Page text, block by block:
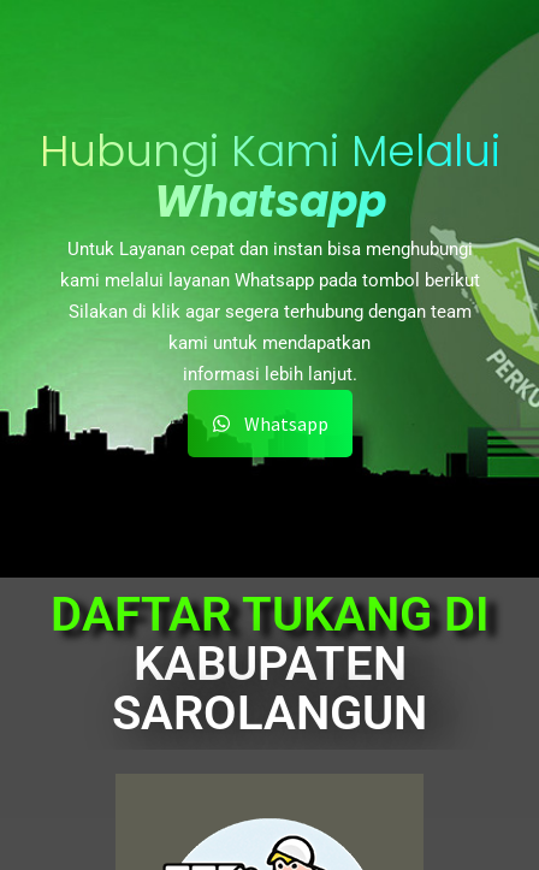
Hubungi Kami Melalui
Whatsapp
Untuk Layanan cepat dan instan bisa menghubungi
kami melalui layanan Whatsapp pada tombol berikut
Silakan di klik agar segera terhubung dengan team
kami untuk mendapatkan
informasi lebih lanjut.
Whatsapp
DAFTAR TUKANG DI
KABUPATEN
SAROLANGUN